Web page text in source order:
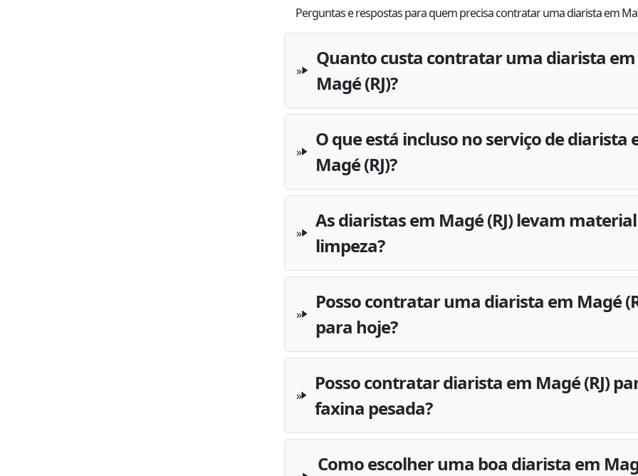
Perguntas e respostas para quem precisa contratar uma diarista em
Quanto custa contratar uma diarista em
Magé (RJ)?
O que está incluso no serviço de diarista
Magé (RJ)?
As diaristas em Magé (RJ) levam
limpeza?
Posso contratar uma diarista em Magé
para hoje?
Posso contratar diarista em Magé (RJ)
faxina pesada?
Como escolher uma boa diarista em